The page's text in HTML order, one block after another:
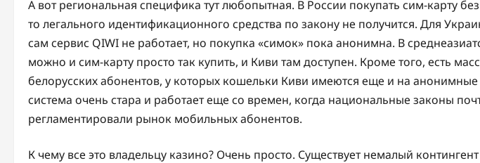
А вот региональная специфика тут любопытная. В России покупать сим-карту
то легального идентификационного средства по закону не получится. Для
сам сервис QIWI не работает, но покупка «симок» пока анонимна. В
можно и сим-карту просто так купить, и Киви там доступен. Кроме того, есть
белорусских абонентов, у которых кошельки Киви имеются еще и на
система очень стара и работает еще со времен, когда национальные законы
регламентировали рынок мобильных абонентов.
К чему все это владельцу казино? Очень просто. Существует немалый